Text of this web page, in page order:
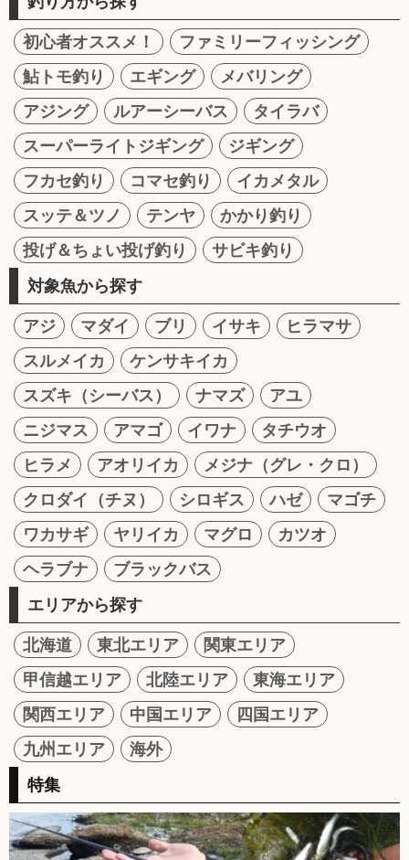
初心者オススメ！
ファミリーフィッシング
鮎トモ釣り
エギング
メバリング
アジング
ルアーシーバス
タイラバ
スーパーライトジギング
ジギング
フカセ釣り
コマセ釣り
イカメタル
スッテ＆ツノ
テンヤ
かかり釣り
投げ＆ちょい投げ釣り
サビキ釣り
対象魚から探す
アジ マダイ ブリ イサキ
ヒラマサ
スルメイカ
ケンサキイカ
スズキ（シーバス）
ナマズ
アユ
ニジマス
アマゴ イワナ
タチウオ
ヒラメ
アオリイカ
メジナ（グレ・クロ）
クロダイ（チヌ）
シロギス ハゼ
マゴチ
ワカサギ
ヤリイカ マグロ
カツオ
ヘラブナ
ブラックバス
エリアから探す
北海道 東北エリア
関東エリア
甲信越エリア
北陸エリア
東海エリア
関西エリア
中国エリア
四国エリア
九州エリア
海外
特集